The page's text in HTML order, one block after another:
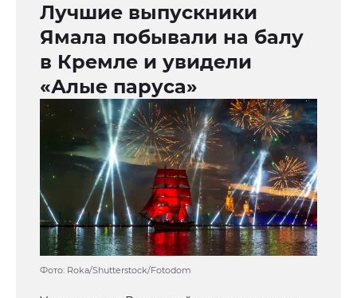
Лучшие выпускники
Ямала побывали на балу
в Кремле и увидели
«Алые паруса»
Фото: Roka/Shutterstock/Fotodom